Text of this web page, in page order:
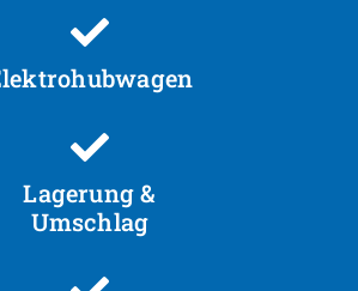
Lagerung &
Umschlag